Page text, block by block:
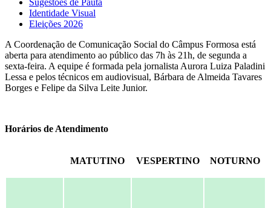
Sugestões de Pauta
Identidade Visual
Eleições 2026
A Coordenação de Comunicação Social do Câmpus Formosa está
aberta para atendimento ao público das 7h às 21h, de segunda a
sexta-feira. A equipe é formada pela jornalista Aurora Luiza Paladini
Lessa e pelos técnicos em audiovisual, Bárbara de Almeida Tavares
Borges e Felipe da Silva Leite Junior.
Horários de Atendimento
MATUTINO VESPERTINO NOTURNO